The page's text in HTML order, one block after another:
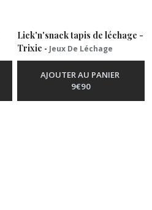
Lick'n'snack tapis de léchage -
Trixie - Jeux De Léchage
AJOUTER AU PANIER
9€90